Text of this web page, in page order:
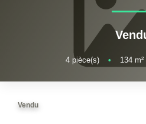
NOS BIENS
4pièce(s) • 134m²
Vendu